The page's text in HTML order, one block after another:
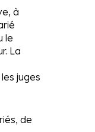
à
le
La
juges
de